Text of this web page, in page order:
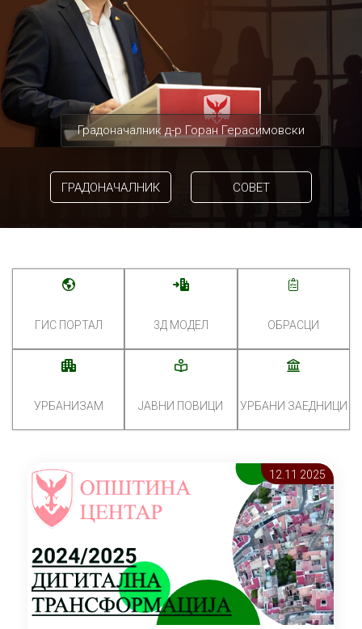
Градоначалник д-р Горан Герасимовски
ГРАДОНАЧАЛНИК СОВЕТ
ГИС ПОРТАЛ 3Д МОДЕЛ ОБРАСЦИ
УРБАНИЗАМ ЈАВНИ ПОВИЦИ УРБАНИ ЗАЕДНИЦИ
12.11 2025